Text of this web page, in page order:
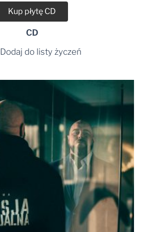
Kup płytę CD
CD
Dodaj do listy życzeń